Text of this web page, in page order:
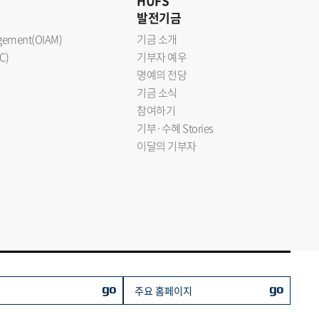
발전기금
기금 소개
기부자 예우
명예의 전당
기금 소식
참여하기
기부·수혜 Stories
이달의 기부자
go 주요 홈페이지 go